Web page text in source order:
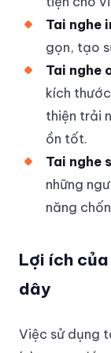
Tai nghe
gọn, tạo
Tai nghe
kích
thiện trải
ồn tốt.
Tai nghe
những
năng
Lợi ích
dây
Việc sử dụng